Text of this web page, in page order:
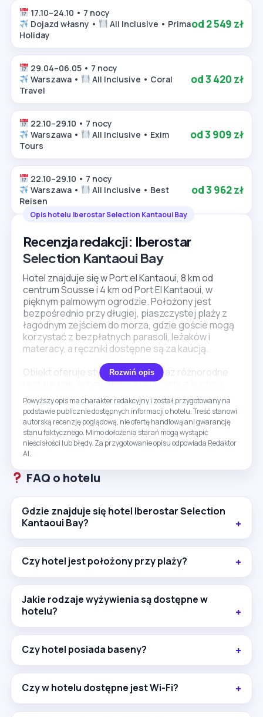
17.10–24.10 • 7 nocy
Dojazd własny •
All Inclusive • Prima
Holiday
od 2 549 zł
29.04–06.05 • 7 nocy
Warszawa •
All Inclusive • Coral
Travel
od 3 420 zł
22.10–29.10 • 7 nocy
Warszawa •
All Inclusive • Exim
Tours
od 3 909 zł
22.10–29.10 • 7 nocy
Warszawa •
All Inclusive • Best
Reisen
od 3 962 zł
Opis hotelu Iberostar Selection Kantaoui Bay
Recenzja redakcji: Iberostar
Selection Kantaoui Bay
Hotel znajduje się w Port el Kantaoui, 8 km od
centrum Sousse i 4 km od Port El Kantaoui, w
pięknym palmowym ogrodzie. Położony jest
bezpośrednio przy długiej, piaszczystej plaży z
łagodnym zejściem do morza, gdzie goście mogą
korzystać z bezpłatnych parasoli, leżaków i
materacy, a ręczniki dostępne są za kaucją.
Obiekt oferuje stylowe pokoje oraz różnorodne
restauracje, w tym główną i a la carte z kuchnią
tunezyjską i azjatycką. Do dyspozycji gości są
baseny ze słodką wodą, w tym basen dla dzieci
oraz kryty basen z częścią zewnętrzną. Hotel
posiada bogaty program sportowy i animacyjny dla
dorosłych i dzieci, minikluby, plac zabaw, korty
tenisowe, salę fitness oraz centrum spa z
lub być dostępne sezonowo. To opcja głównie dla
rodzin z dziećmi oraz osób szukających
wypoczynku przy plaży z szerokim wyborem
atrakcji. Minusem może być odległość od centrum,
wynosząca około 8 km.
Rozwiń opis
Powyższy opis ma charakter redakcyjny i został przygotowany na
podstawie publicznie dostępnych informacji o hotelu. Treść stanowi
autorską recenzję poglądową, nie ofertę handlową ani gwarancję
stanu faktycznego. Mimo dołożenia starań mogą wystąpić
nieścisłości lub błędy. Za przygotowanie opisu odpowiada Redaktor
AI.
FAQ o hotelu
Gdzie znajduje się hotel Iberostar Selection
Kantaoui Bay?
Czy hotel jest położony przy plaży?
Jakie rodzaje wyżywienia są dostępne w
hotelu?
Czy hotel posiada baseny?
Czy w hotelu dostępne jest Wi-Fi?